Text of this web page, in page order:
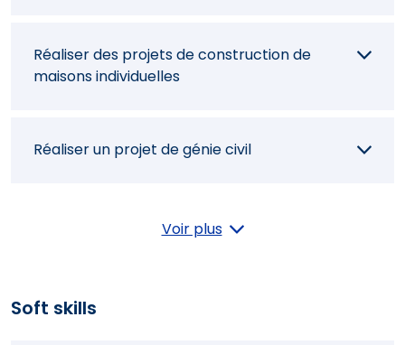
Assister le client dans la réception de
chantier
Prospecter un marché
Réaliser des projets de construction de
maisons individuelles
Réaliser un projet de génie civil
Réaliser des projets de rénovation de
Réaliser des projets de travaux publics
Voir plus
Soft skills